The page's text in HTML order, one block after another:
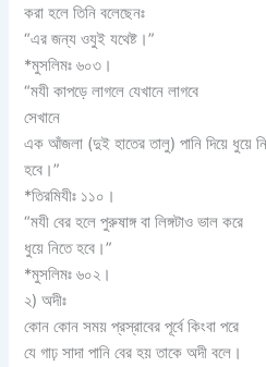
করা হলে তিনি বলেছেনঃ
“এর জন্য ওযুই যথেষ্ট।”
*মুসলিমঃ ৬০৩।
“মযী কাপড়ে লাগলে যেখানে লাগবে
সেখানে
এক আঁজলা (দুই হাতের তালু) পানি দিয়ে ধুয়ে
হবে।”
*তিরমিযীঃ ১১০।
“মযী বের হলে পুরুষাঙ্গ বা লিঙ্গটাও ভাল করে
ধুয়ে নিতে হবে।”
*মুসলিমঃ ৬০২।
২) অদীঃ
কোন কোন সময় প্রস্রাবের পূর্বে কিংবা পরে
যে গাঢ় সাদা পানি বের হয় তাকে অদী বলে।